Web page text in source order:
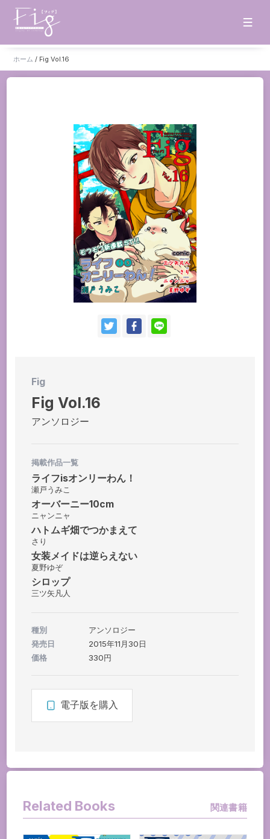
タイトル一覧
販売サイト
書籍版
グッズ
ご意見・ご感想
お問い合わせ
持ち込み・作品投稿
作家さんへのプレゼント品
ホーム / Fig Vol.16
Fig
Fig Vol.16
アンソロジー
掲載作品一覧
ライフisオンリーわん！
瀬戸うみこ
オーバーニー10cm
ニャンニャ
ハトムギ畑でつかまえて
さり
女装メイドは逆らえない
夏野ゆぞ
シロップ
三ツ矢凡人
種別
アンソロジー
発売日
2015年11月30日
価格
330円
電子版を購入
Related Books 関連書籍